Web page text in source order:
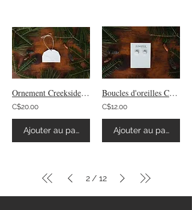
Ornement Creekside RnR
C$20.00
Ajouter au panier
Boucles d'oreilles Creekside RnR
C$12.00
Ajouter au panier
2 / 12